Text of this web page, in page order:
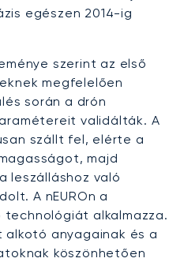
egészen 2014-ig
szerint az első
megfelelően
során a drón
validálták. A
szállt fel, elérte a
majd
leszálláshoz való
A nEUROn a
alkalmazza.
alkotó anyagainak és a
köszönhetően